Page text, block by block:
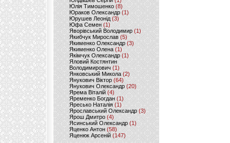
Юлія Тимошенко (8)
Юраков Олександр (1)
Юрушев Леонід (3)
Юфа Семен (1)
Яворівський Володимир (1)
Якибчук Мирослав (5)
Якименко Олександр (3)
Якименко Олена(1)
Якімчук Олександр (1)
Яловий Костянтин
Володимирович (1)
Янковський Микола(2)
Янукович Віктор (64)
Янукович Олександр(20)
Ярема Віталій(4)
Яременко Богдан(1)
Яресько Наталія(1)
Ярославський Олександр (3)
Ярош Дмитро (4)
Ясинський Олександр (1)
Яценко Антон(58)
Яценюк Арсеній (147)